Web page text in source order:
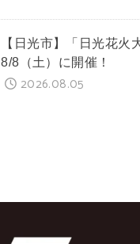
【日光市】「日光花火
8/8（土）に開催！
2026.08.05